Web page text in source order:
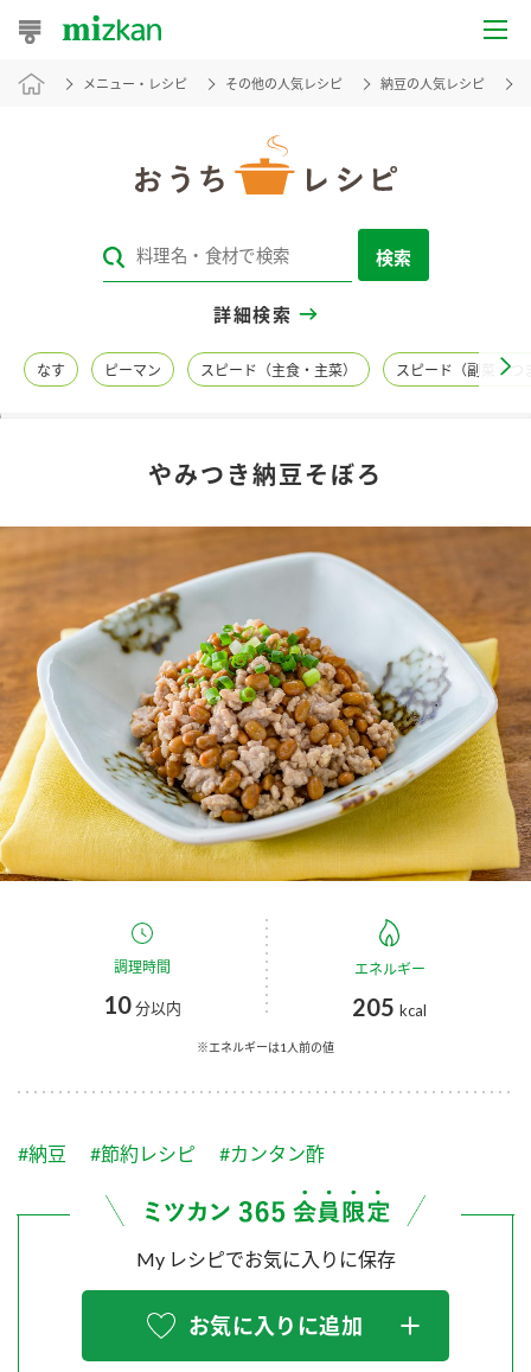
おうちレシピ
レシピカテゴリ一覧
レシピ名特集
酢
お酢ドリンク ぽん酢
みりん風・料理酒 鍋用調味料
スープ 中華
ふりかけ おすしの素
炊き込みご飯の素 米飯用調味液
新商品一覧
キャンペーン情報
ブランド・スペシャルサイト
ブランド・スペシャルサイト トップ
商品ブランドサイト
Fibee（ファイビー）
カンタン酢
お酢ドリンク
かおりの蔵
つゆ
納豆のサイト
企業情報
国内事業概要
ミツカングループについて
企業理念
ミツカンを知る
水の文化センター（アーカイブ）
ZENB initiative
MIM（ミツカンミュージアム）
お客様相談センター
お客様の声をいかしました
販売終了製品のご案内
メニュー・レシピ その他の人気レシピ 納豆の人気レシピ
検索
詳細検索
なす ピーマン スピード（主食・主菜） スピード（副菜・つ
やみつき納豆そぼろ
調理時間
10分以内
エネルギー
205 kcal
※エネルギーは1人前の値
#納豆 #節約レシピ #カンタン酢
My レシピでお気に入りに保存
お気に入りに追加